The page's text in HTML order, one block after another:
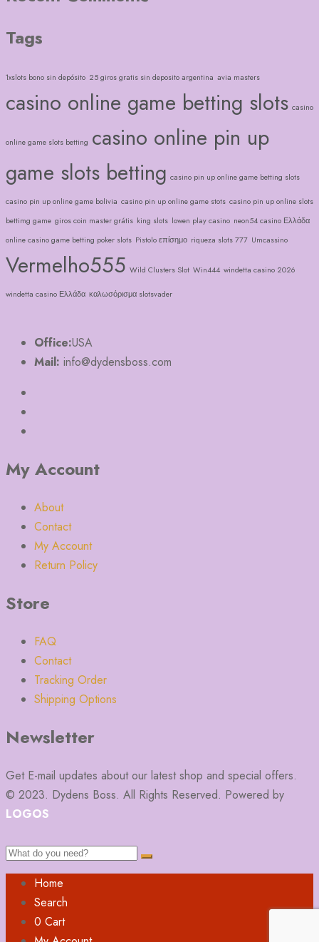
Tags
1xslots bono sin depósito 25 giros gratis sin deposito argentina avia masters
casino online game betting slots casino
online game slots betting casino online pin up
game slots betting casino pin up online game betting slots
casino pin up online game bolivia casino pin up online game stots casino pin up online slots
bettimg game giros coin master grátis king slots lowen play casino neon54 casino Ελλάδα
online casino game betting poker slots Pistolo επίσημο riqueza slots 777 Umcassino
Vermelho555 Wild Clusters Slot Win444 windetta casino 2026
windetta casino Ελλάδα καλωσόρισμα slotsvader
Office:USA
Mail: info@dydensboss.com
My Account
About
Contact
My Account
Return Policy
Store
FAQ
Contact
Tracking Order
Shipping Options
Newsletter
Get E-mail updates about our latest shop and special offers.
© 2023. Dydens Boss. All Rights Reserved. Powered by
LOGOS
Home
Search
0 Cart